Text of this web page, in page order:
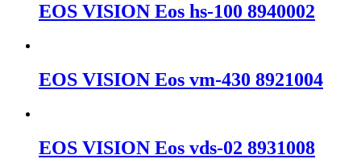
EOS VISION Eos hs-100 8940002
EOS VISION Eos vm-430 8921004
EOS VISION Eos vds-02 8931008